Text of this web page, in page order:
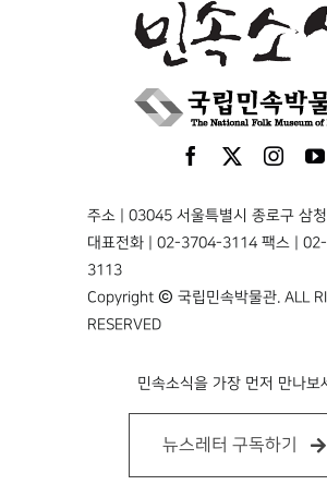
주소 | 03045 서울특별시 종로구 삼
대표전화 | 02-3704-3114 팩스 |
3113
Copyright © 국립민속박물관. ALL
RESERVED
민속소식을 가장 먼저 만나보
뉴스레터 구독하기